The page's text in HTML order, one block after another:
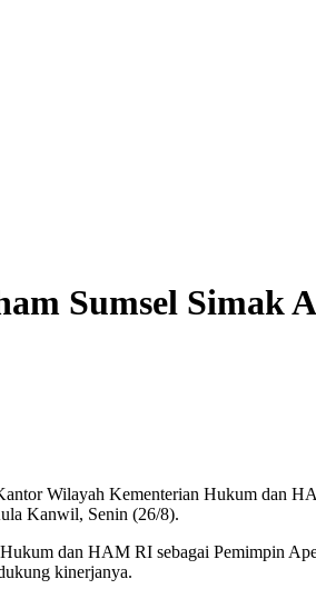
Sumsel Simak
Wilayah Kementerian Hukum dan
Kanwil, Senin (26/8).
dan HAM RI sebagai Pemimpin
kinerjanya.